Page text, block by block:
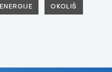
OKOLIŠ